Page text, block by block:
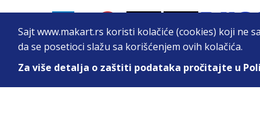
Sajt www.makart.rs koristi kolačiće (cookies) koji ne
da se posetioci slažu sa korišćenjem ovih kolačića.
Za više detalja o zaštiti podataka pročitajte u